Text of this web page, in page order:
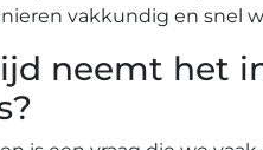
vakkundig en snel
neemt het